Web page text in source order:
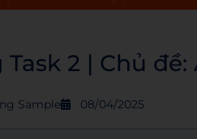
2 | Chủ
Sample 08/04/2025